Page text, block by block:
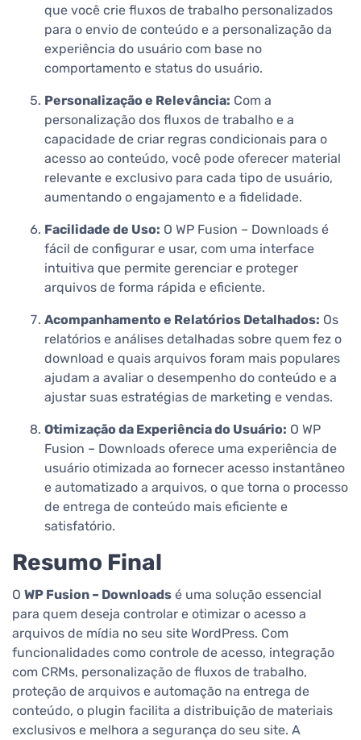
que você crie fluxos de trabalho personalizados
para o envio de conteúdo e a personalização da
experiência do usuário com base no
comportamento e status do usuário.
Personalização e Relevância: Com a
personalização dos fluxos de trabalho e a
capacidade de criar regras condicionais para o
acesso ao conteúdo, você pode oferecer material
relevante e exclusivo para cada tipo de usuário,
aumentando o engajamento e a fidelidade.
Facilidade de Uso: O WP Fusion – Downloads é
fácil de configurar e usar, com uma interface
intuitiva que permite gerenciar e proteger
arquivos de forma rápida e eficiente.
Acompanhamento e Relatórios Detalhados: Os
relatórios e análises detalhadas sobre quem fez o
download e quais arquivos foram mais populares
ajudam a avaliar o desempenho do conteúdo e a
ajustar suas estratégias de marketing e vendas.
Otimização da Experiência do Usuário: O WP
Fusion – Downloads oferece uma experiência de
usuário otimizada ao fornecer acesso instantâneo
e automatizado a arquivos, o que torna o processo
de entrega de conteúdo mais eficiente e
satisfatório.
Resumo Final
O WP Fusion – Downloads é uma solução essencial
para quem deseja controlar e otimizar o acesso a
arquivos de mídia no seu site WordPress. Com
funcionalidades como controle de acesso, integração
com CRMs, personalização de fluxos de trabalho,
proteção de arquivos e automação na entrega de
conteúdo, o plugin facilita a distribuição de materiais
exclusivos e melhora a segurança do seu site. A